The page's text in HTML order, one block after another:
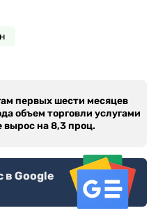
первых шести месяцев
объем торговли услугами
вырос на 8,3 проц.
в Google